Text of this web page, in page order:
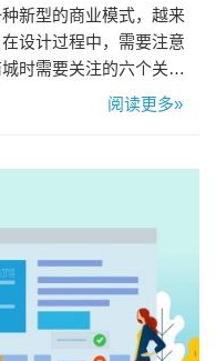
新型的商业模式，越来
设计过程中，需要注意
时需要关注的六个关键
心是用户，因此优化用
反馈不断优化用户体
阅读更多»